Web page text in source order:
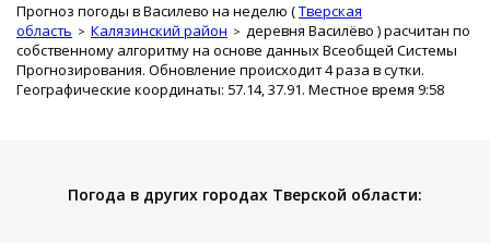
Прогноз погоды в Василево на неделю (Тверская
область
Калязинский район деревня Василёво ) расчитан по
собственному алгоритму на основе данных Всеобщей Системы
Прогнозирования. Обновление происходит 4 раза в сутки.
Географические координаты: 57.14, 37.91. Местное время 9:58
Погода в других городах Тверской области: